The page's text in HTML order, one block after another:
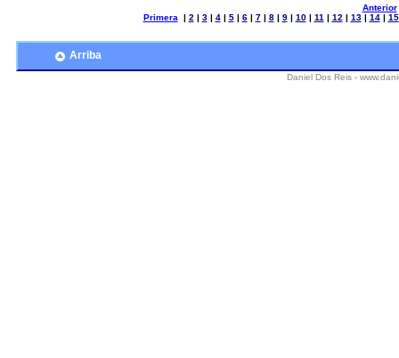
Anterior
Primera | 2 | 3| 4| 5| 6| 7| 8| 9| 10| 11 | 12 | 13| 14| 15
Arriba
Daniel Dos Reis -